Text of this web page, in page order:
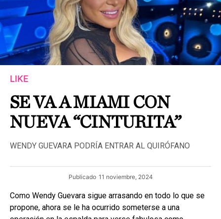
LIKE
SE VA A MIAMI CON
NUEVA “CINTURITA”
WENDY GUEVARA PODRÍA ENTRAR AL QUIRÓFANO
Publicado 11 noviembre, 2024
Como Wendy Guevara sigue arrasando en todo lo que se
propone, ahora se le ha ocurrido someterse a una